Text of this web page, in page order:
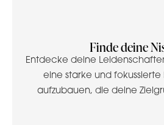
Finde deine
Entdecke deine
eine starke und fokussierte
aufzubauen, die deine